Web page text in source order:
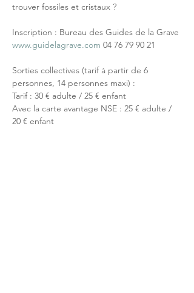
trouver fossiles et cristaux ?
Inscription : Bureau des Guides de la Grave
www.guidelagrave.com 04 76 79 90 21
Sorties collectives (tarif à partir de 6
personnes, 14 personnes maxi) :
Tarif : 30 € adulte / 25 € enfant
Avec la carte avantage NSE : 25 € adulte /
20 € enfant